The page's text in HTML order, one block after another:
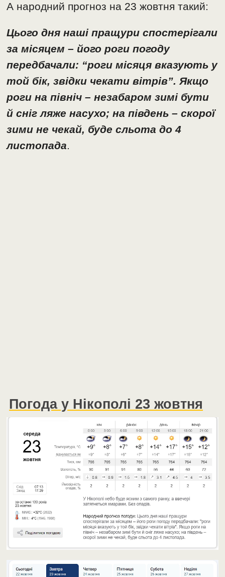
А народний прогноз на 23 жовтня такий:
Цього дня наші пращури спостерігали
за місяцем – його роги погоду
передбачали: “роги місяця вказують у
той бік, звідки чекати вітрів”. Якщо
роги на північ – незабаром зимі бути
й сніг ляже насухо; на південь – скорої
зими не чекай, буде сльота до 4
листопада.
Погода у Нікополі 23 жовтня